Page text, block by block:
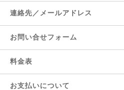
連絡先／メールアドレス
お問い合せフォーム
料金表
お支払いについて